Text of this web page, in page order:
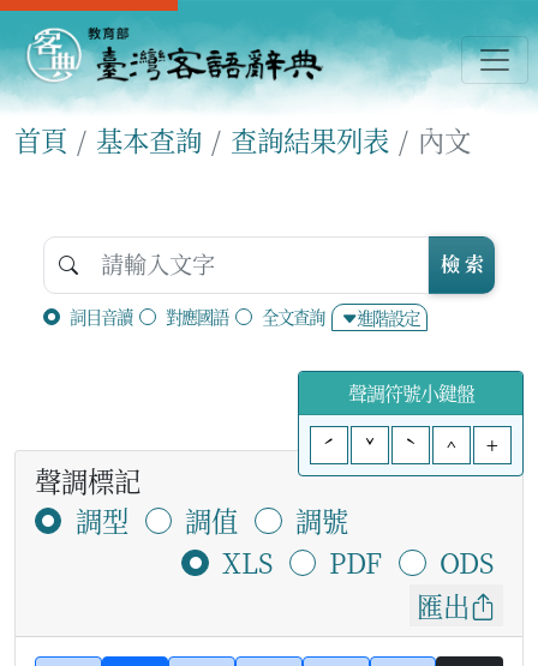
首頁 基本查詢 查詢結果列表 內文
詞目音讀 對應國語 全文查詢 進階設定
檢 索
聲調符號小鍵盤
ˊ
ˇ ˋ ^ +
聲調標記
調型
調值
調號
XLS
PDF
ODS
匯出